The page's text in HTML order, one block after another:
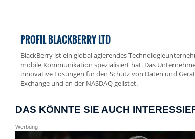
PROFIL BLACKBERRY LTD
BlackBerry ist ein global agierendes
mobile Kommunikation spezialisiert hat. Das
innovative Lösungen für den Schutz von Daten und
Exchange und an der NASDAQ gelistet.